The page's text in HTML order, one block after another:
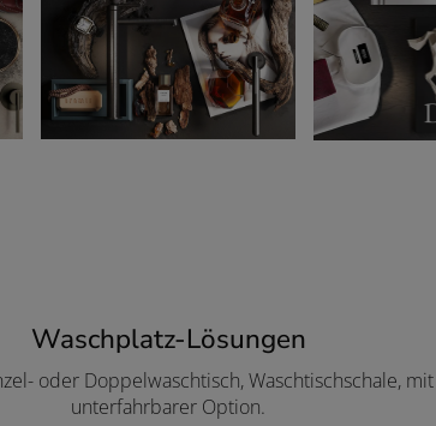
Waschplatz-Lösungen
oder Doppelwaschtisch, Waschtischschale,
unterfahrbarer Option.